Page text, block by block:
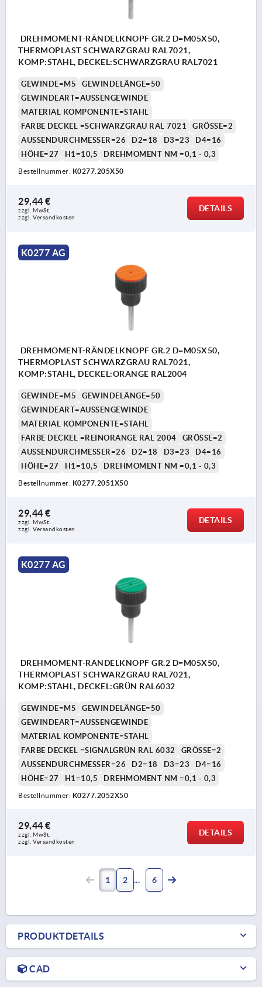
DREHMOMENT-RÄNDELKNOPF GR.2 D=M05X50,
THERMOPLAST SCHWARZGRAU RAL7021,
KOMP:STAHL, DECKEL:SCHWARZGRAU RAL7021
GEWINDE=M5
GEWINDELÄNGE=50
GEWINDEART=AUSSENGEWINDE
MATERIAL KOMPONENTE=STAHL
FARBE DECKEL =SCHWARZGRAU RAL 7021
GRÖSSE=2
AUSSENDURCHMESSER=26
D2=18 D3=23
D4=16
HÖHE=27
H1=10,5 DREHMOMENT NM =0,1 - 0,3
Bestellnummer: K0277.205X50
29,44 €
zzgl. MwSt.
zzgl. Versandkosten
DETAILS
K0277 AG
DREHMOMENT-RÄNDELKNOPF GR.2 D=M05X50,
THERMOPLAST SCHWARZGRAU RAL7021,
KOMP:STAHL, DECKEL:ORANGE RAL2004
GEWINDE=M5
GEWINDELÄNGE=50
GEWINDEART=AUSSENGEWINDE
MATERIAL KOMPONENTE=STAHL
FARBE DECKEL =REINORANGE RAL 2004
GRÖSSE=2
AUSSENDURCHMESSER=26
D2=18 D3=23
D4=16
HÖHE=27
H1=10,5 DREHMOMENT NM =0,1 - 0,3
Bestellnummer: K0277.2051X50
29,44 €
zzgl. MwSt.
zzgl. Versandkosten
DETAILS
K0277 AG
DREHMOMENT-RÄNDELKNOPF GR.2 D=M05X50,
THERMOPLAST SCHWARZGRAU RAL7021,
KOMP:STAHL, DECKEL:GRÜN RAL6032
GEWINDE=M5
GEWINDELÄNGE=50
GEWINDEART=AUSSENGEWINDE
MATERIAL KOMPONENTE=STAHL
FARBE DECKEL =SIGNALGRÜN RAL 6032
GRÖSSE=2
AUSSENDURCHMESSER=26
D2=18 D3=23
D4=16
HÖHE=27
H1=10,5 DREHMOMENT NM =0,1 - 0,3
Bestellnummer: K0277.2052X50
29,44 €
zzgl. MwSt.
zzgl. Versandkosten
DETAILS
1 2 6
PRODUKTDETAILS
CAD